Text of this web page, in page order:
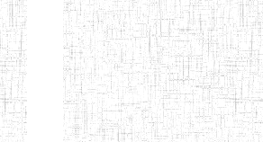
GTTC NDOP 22/10/
ENIEG DE
MBOUDA
17/07/
ENIEG DE
20/09/